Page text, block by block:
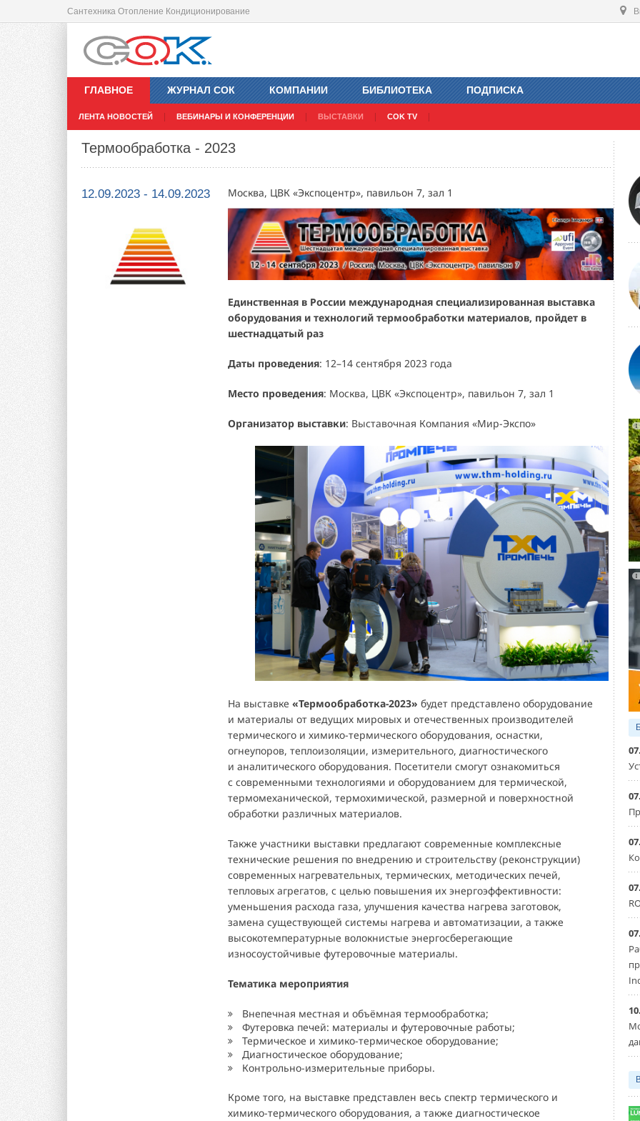
Сантехника Отопление Кондиционирование
ГЛАВНОЕ
ЛЕНТА НОВОСТЕЙ ВЕБИНАРЫ И КОНФЕРЕНЦИИ ВЫСТАВКИ COK TV
ЖУРНАЛ СОК КОМПАНИИ БИБЛИОТЕКА ПОДПИСКА
Термообработка - 2023
12.09.2023 - 14.09.2023 Москва, ЦВК «Экспоцентр», павильон 7, зал 1
Единственная в России международная специализированная выставка
оборудования и технологий термообработки материалов, пройдет в
шестнадцатый раз
Даты проведения: 12–14 сентября 2023 года
Место проведения: Москва, ЦВК «Экспоцентр», павильон 7, зал 1
Организатор выставки: Выставочная Компания «Мир-Экспо»
На выставке «Термообработка-2023» будет представлено оборудование
и материалы от ведущих мировых и отечественных производителей
термического и химико-термического оборудования, оснастки,
огнеупоров, теплоизоляции, измерительного, диагностического
и аналитического оборудования. Посетители смогут ознакомиться
с современными технологиями и оборудованием для термической,
термомеханической, термохимической, размерной и поверхностной
обработки различных материалов.
Также участники выставки предлагают современные комплексные
технические решения по внедрению и строительству (реконструкции)
современных нагревательных, термических, методических печей,
тепловых агрегатов, с целью повышения их энергоэффективности:
уменьшения расхода газа, улучшения качества нагрева заготовок,
замена существующей системы нагрева и автоматизации, а также
высокотемпературные волокнистые энергосберегающие
износоустойчивые футеровочные материалы.
Тематика мероприятия
Внепечная местная и объёмная термообработка;
Футеровка печей: материалы и футеровочные работы;
Термическое и химико-термическое оборудование;
Диагностическое оборудование;
Контрольно-измерительные приборы.
Кроме того, на выставке представлен весь спектр термического и
химико-термического оборудования, а также диагностическое